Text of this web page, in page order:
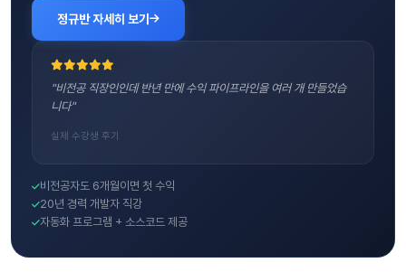
정규반 자세히 보기
"비전공 직장인인데 반년 만에 수익 파이프라인을 여러 개 만들었습
니다"
실제 수강생 후기
비전공자도 6개월이면 첫 수익
20년 경력 개발자 직강
자동화 프로그램 + 소스코드 제공